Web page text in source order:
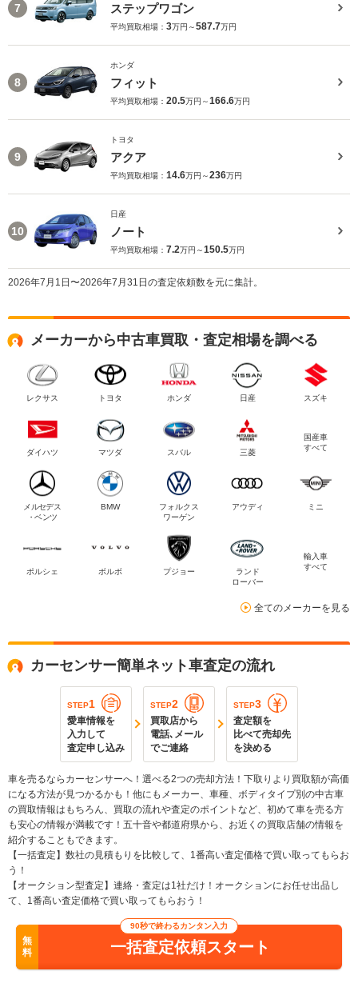
7 ステップワゴン
平均買取相場： 3万円～587.7万円
8
ホンダ
フィット
平均買取相場： 20.5万円～166.6万円
9
トヨタ
アクア
平均買取相場： 14.6万円～236万円
10
日産
ノート
平均買取相場： 7.2万円～150.5万円
2026年7月1日〜2026年7月31日の査定依頼数を元に集計。
メーカーから中古車買取・査定相場を調べる
レクサス トヨタ ホンダ 日産 スズキ
ダイハツ マツダ スバル 三菱
国産車
すべて
メルセデス
・ベンツ
BMW
フォルクス
ワーゲン
アウディ ミニ
ポルシェ ボルボ プジョー
ランド
ローバー
輸入車
すべて
全てのメーカーを見る
カーセンサー簡単ネット車査定の流れ
STEP1
愛車情報を
入力して
査定申し込み
STEP2
買取店から
電話､メール
でご連絡
STEP3
査定額を
比べて売却先
を決める
車を売るならカーセンサーへ！選べる2つの売却方法！下取りより買取額が高価
になる方法が見つかるかも！他にもメーカー、車種、ボディタイプ別の中古車
の買取情報はもちろん、買取の流れや査定のポイントなど、初めて車を売る方
も安心の情報が満載です！五十音や都道府県から、お近くの買取店舗の情報を
紹介することもできます。
【一括査定】数社の見積もりを比較して、1番高い査定価格で買い取ってもらお
う！
【オークション型査定】連絡・査定は1社だけ！オークションにお任せ出品し
て、1番高い査定価格で買い取ってもらおう！
無
料
90秒で終わるカンタン入力
一括査定依頼スタート